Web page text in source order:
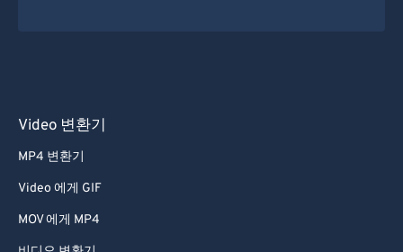
Video 변환기
MP4 변환기
Video 에게 GIF
MOV 에게 MP4